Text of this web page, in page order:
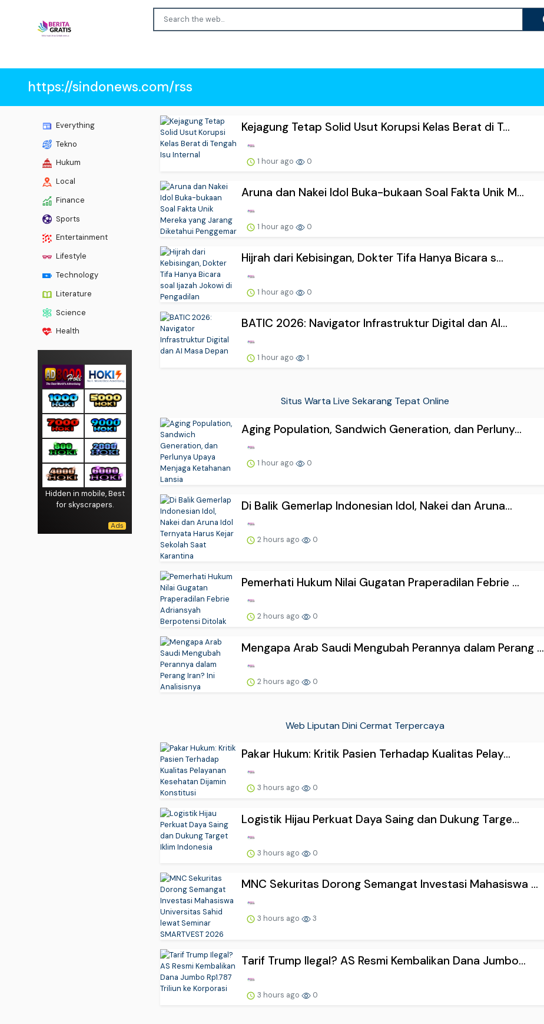
https://sindonews.com/rss
Everything
Tekno
Hukum
Local
Finance
Sports
Entertainment
Lifestyle
Technology
Literature
Science
Health
Hidden in mobile, Best
for skyscrapers.
Kejagung Tetap Solid Usut Korupsi Kelas Berat di T...
1 hour ago 0
Aruna dan Nakei Idol Buka-bukaan Soal Fakta Unik M...
1 hour ago 0
Hijrah dari Kebisingan, Dokter Tifa Hanya Bicara s...
1 hour ago 0
BATIC 2026: Navigator Infrastruktur Digital dan AI...
1 hour ago 1
Situs Warta Live Sekarang Tepat Online
Aging Population, Sandwich Generation, dan Perluny...
1 hour ago 0
Di Balik Gemerlap Indonesian Idol, Nakei dan Aruna...
2 hours ago 0
Pemerhati Hukum Nilai Gugatan Praperadilan Febrie ...
2 hours ago 0
Mengapa Arab Saudi Mengubah Perannya dalam Perang ...
2 hours ago 0
Web Liputan Dini Cermat Terpercaya
Pakar Hukum: Kritik Pasien Terhadap Kualitas Pelay...
3 hours ago 0
Logistik Hijau Perkuat Daya Saing dan Dukung Targe...
3 hours ago 0
MNC Sekuritas Dorong Semangat Investasi Mahasiswa ...
3 hours ago 3
Tarif Trump Ilegal? AS Resmi Kembalikan Dana Jumbo...
3 hours ago 0